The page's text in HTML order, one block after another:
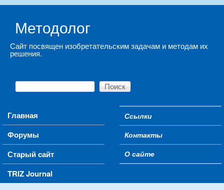
Методолог
Сайт посвящен изобретательским задачам и методам их
решения.
Форма поиска
Поиск
Main menu
Главная
Форумы
Старый сайт
TRIZ Journal
Secondary menu
Ссылки
Контакты
О сайте